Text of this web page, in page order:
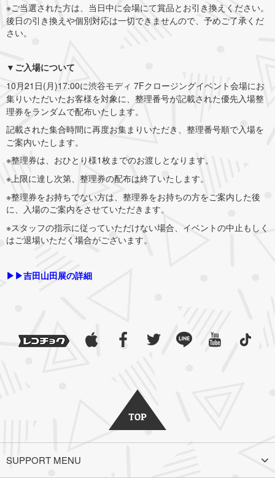
※ご当選された方は、当日中に会場にて賞品とお引き換えください。
後日の引き換えや個別対応は一切できませんので、予めご了承くだ
さい。
▼ご入場について
10月21日(月)17:00に渋谷モディ 7Fクロージングイベント会場にお
集りいただいたお客様を対象に、整理番号が記載された優先入場整
理券をランダムで配布いたします。
記載された集合時間に再度お集まりいただき、整理番号順で入場を
ご案内いたします。
※整理券は、おひとり様1枚までのお渡しとなります。
※上限に達し次第、整理券の配布は終了いたします。
※整理券をお持ちでない方は、整理券をお持ちの方をご案内した後
に、入場のご案内をさせていただきます。
※スタッフの指示に従っていただけない場合、イベントの中止もしく
はご退場いただく場合がございます。
▶︎▶︎吉田山田展の詳細
SUPPORT MENU